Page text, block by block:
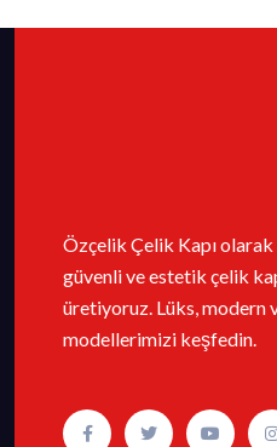
Özçelik Çelik Kapı olarak
güvenli ve estetik çelik
üretiyoruz. Lüks, modern
modellerimizi keşfedin.